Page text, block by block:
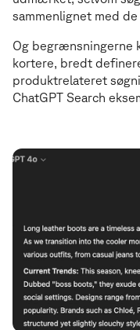
sammenlignet med
Og begrænsningerne
kortere, bredt
produktrelateret
ChatGPT Search